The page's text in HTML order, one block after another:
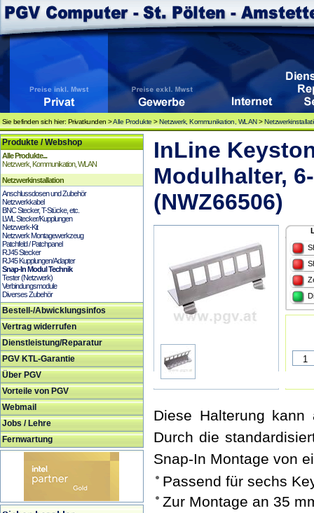
Sie befinden sich hier: Privatkunden >Alle Produkte >Netzwerk, Kommunikation, WLAN>
Produkte / Webshop
Alle Produkte...
Netzwerk, Kommunikation, WLAN
Netzwerkinstallation
Anschlussdosen und Zubehör
Netzwerkkabel
BNC Stecker, T-Stücke, etc.
LWL Stecker/Kupplungen
Netzwerk-Kit
Netzwerk Montagewerkzeug
Patchfeld / Patchpanel
RJ45 Stecker
RJ45 Kupplungen/Adapter
Snap-In Modul Technik
Tester (Netzwerk)
Verbindungsmodule
Diverses Zubehör
Bestell-/Abwicklungsinfos
Vertrag widerrufen
Dienstleistung/Reparatur
PGV KTL-Garantie
Über PGV
Vorteile von PGV
Webmail
Jobs / Lehre
Fernwartung
InLine
Modulhalter,
(NWZ66506)
Diese Halterung kann
Durch die
Snap-In Montage von
Passend für sechs
Zur Montage an 35